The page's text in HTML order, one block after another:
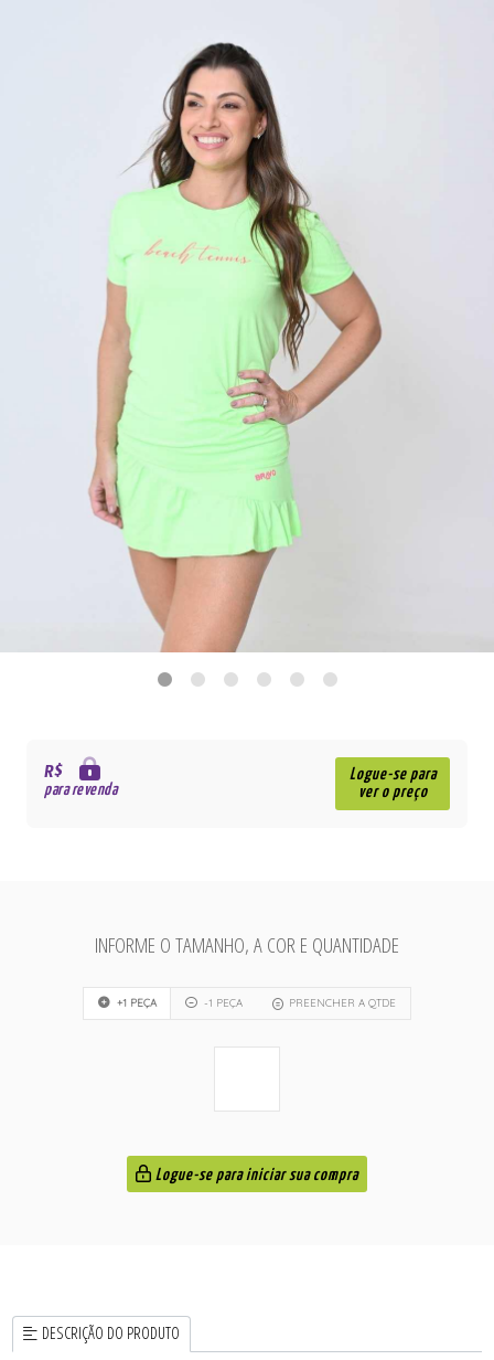
R$
para revenda
Logue-se para
ver o preço
INFORME O TAMANHO, A COR E QUANTIDADE
+1 PEÇA -1 PEÇA PREENCHER A QTDE
Logue-se para iniciar sua compra
DESCRIÇÃO DO PRODUTO